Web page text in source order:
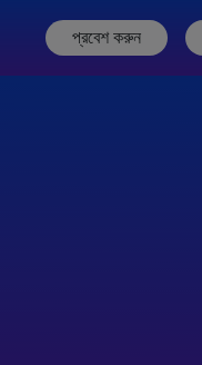
প্রবেশ করুন